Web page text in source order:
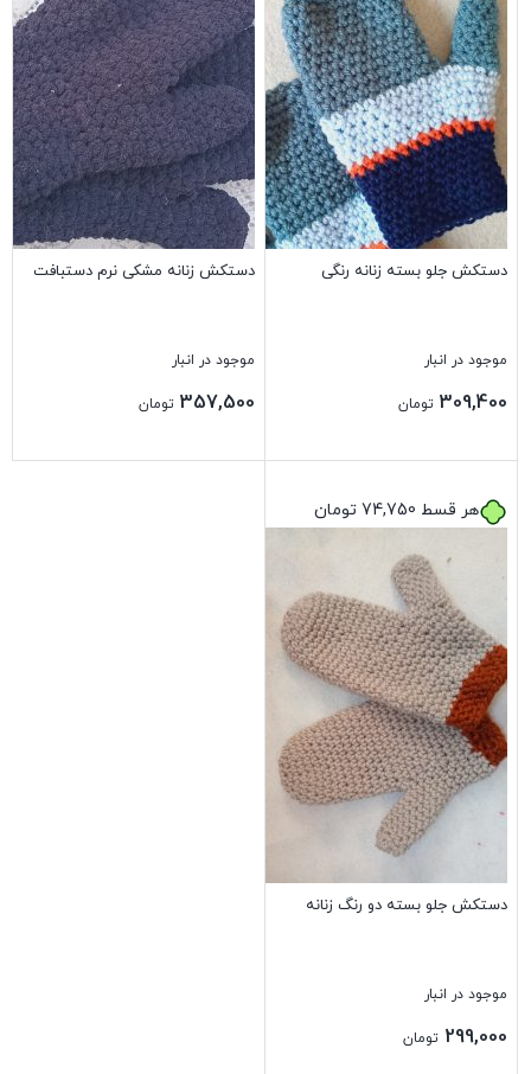
دستکش جلو بسته زنانه رنگی
موجود در انبار
309,400 تومان
دستکش زنانه مشکی نرم دستبافت
موجود در انبار
357,500 تومان
هر قسط 74,750 تومان
دستکش جلو بسته دو رنگ زنانه
موجود در انبار
299,000 تومان